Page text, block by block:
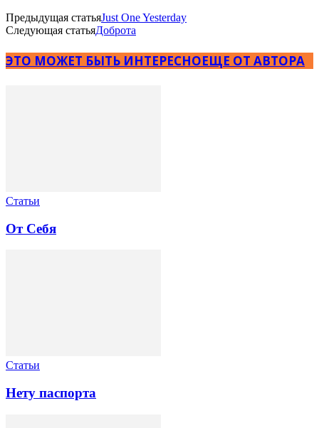
Предыдущая статьяJust One Yesterday
Следующая статьяДоброта
ЭТО МОЖЕТ БЫТЬ ИНТЕРЕСНОЕЩЕ ОТ АВТОРА
Статьи
От Себя
Статьи
Нету паспорта